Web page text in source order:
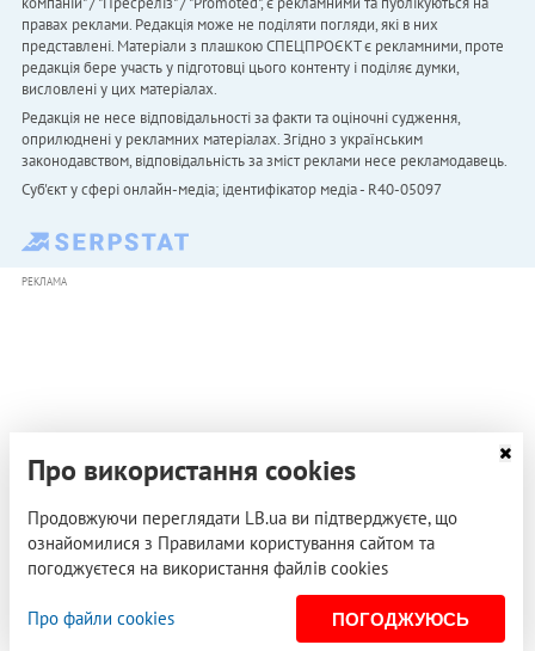
правах реклами. Редакція може не поділяти погляди, які в них
представлені. Матеріали з плашкою СПЕЦПРОЄКТ є рекламними, проте
редакція бере участь у підготовці цього контенту і поділяє думки,
висловлені у цих матеріалах.
Редакція не несе відповідальності за факти та оціночні судження,
оприлюднені у рекламних матеріалах. Згідно з українським
законодавством, відповідальність за зміст реклами несе рекламодавець.
Cуб'єкт у сфері онлайн-медіа; ідентифікатор медіа - R40-05097
РЕКЛАМА
Про використання cookies
Продовжуючи переглядати LB.ua ви підтверджуєте, що
ознайомилися з Правилами користування сайтом та
погоджуєтеся на використання файлів cookies
Про файли cookies ПОГОДЖУЮСЬ